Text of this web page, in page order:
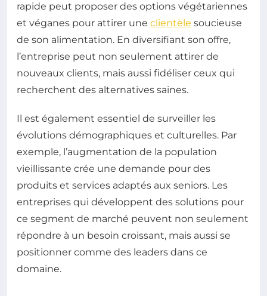
rapide peut proposer des options végétariennes
et véganes pour attirer une clientèle soucieuse
de son alimentation. En diversifiant son offre,
l’entreprise peut non seulement attirer de
nouveaux clients, mais aussi fidéliser ceux qui
recherchent des alternatives saines.
Il est également essentiel de surveiller les
évolutions démographiques et culturelles. Par
exemple, l’augmentation de la population
vieillissante crée une demande pour des
produits et services adaptés aux seniors. Les
entreprises qui développent des solutions pour
ce segment de marché peuvent non seulement
répondre à un besoin croissant, mais aussi se
positionner comme des leaders dans ce
domaine.